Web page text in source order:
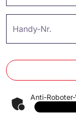
Handy-Nr.
Anti-